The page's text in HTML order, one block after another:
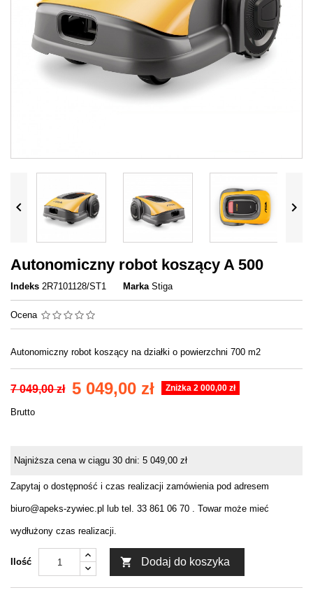
 
Autonomiczny robot koszący A 500
Indeks 2R7101128/ST1 Marka Stiga
Ocena
Autonomiczny robot koszący na działki o powierzchni 700 m2
7 049,00 zł 5 049,00 zł Zniżka 2 000,00 zł
Brutto
Najniższa cena w ciągu 30 dni: 5 049,00 zł
Zapytaj o dostępność i czas realizacji zamówienia pod adresem
biuro@apeks-zywiec.pl lub tel. 33 861 06 70 . Towar może mieć
wydłużony czas realizacji.
Ilość  Dodaj do koszyka